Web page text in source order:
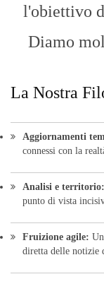
l'obiettivo
Diamo
La Nostra
Aggiornamenti
connessi con la
Analisi e territorio:
punto di vista
Fruizione agile:
diretta delle notizie